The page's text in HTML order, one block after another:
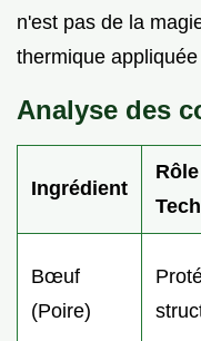
n'est pas de la
thermique
Analyse des
Ingrédient
Rôle
Bœuf
(Poire)